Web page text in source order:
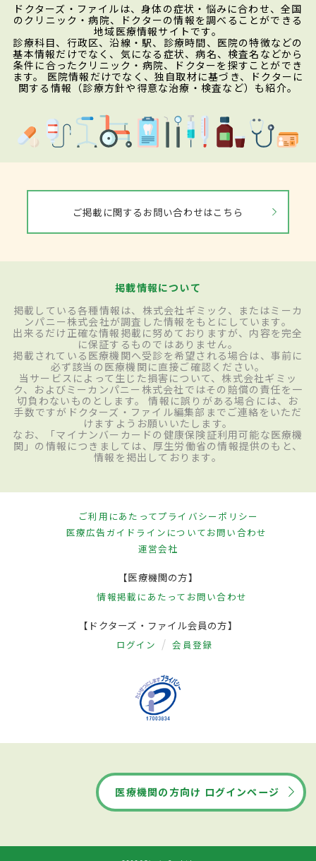
ドクターズ・ファイルは、身体の症状・悩みに合わせ、全国
のクリニック・病院、ドクターの情報を調べることができる
地域医療情報サイトです。
診療科目、行政区、沿線・駅、診療時間、医院の特徴などの
基本情報だけでなく、気になる症状、病名、検査名などから
条件に合ったクリニック・病院、ドクターを探すことができ
ます。 医院情報だけでなく、独自取材に基づき、ドクターに
関する情報（診療方針や得意な治療・検査など）も紹介。
ご掲載に関するお問い合わせはこちら
掲載情報について
掲載している各種情報は、株式会社ギミック、またはミーカ
ンパニー株式会社が調査した情報をもとにしています。
出来るだけ正確な情報掲載に努めておりますが、内容を完全
に保証するものではありません。
掲載されている医療機関へ受診を希望される場合は、事前に
必ず該当の医療機関に直接ご確認ください。
当サービスによって生じた損害について、株式会社ギミッ
ク、およびミーカンパニー株式会社ではその賠償の責任を一
切負わないものとします。 情報に誤りがある場合には、お
手数ですがドクターズ・ファイル編集部までご連絡をいただ
けますようお願いいたします。
なお、「マイナンバーカードの健康保険証利用可能な医療機
関」の情報につきましては、厚生労働省の情報提供のもと、
情報を掲出しております。
ご利用にあたってプライバシーポリシー
医療広告ガイドラインについてお問い合わせ
運営会社
【医療機関の方】
情報掲載にあたって お問い合わせ
【ドクターズ・ファイル会員の方】
ログイン 会員登録
医療機関の方向け ログインページ